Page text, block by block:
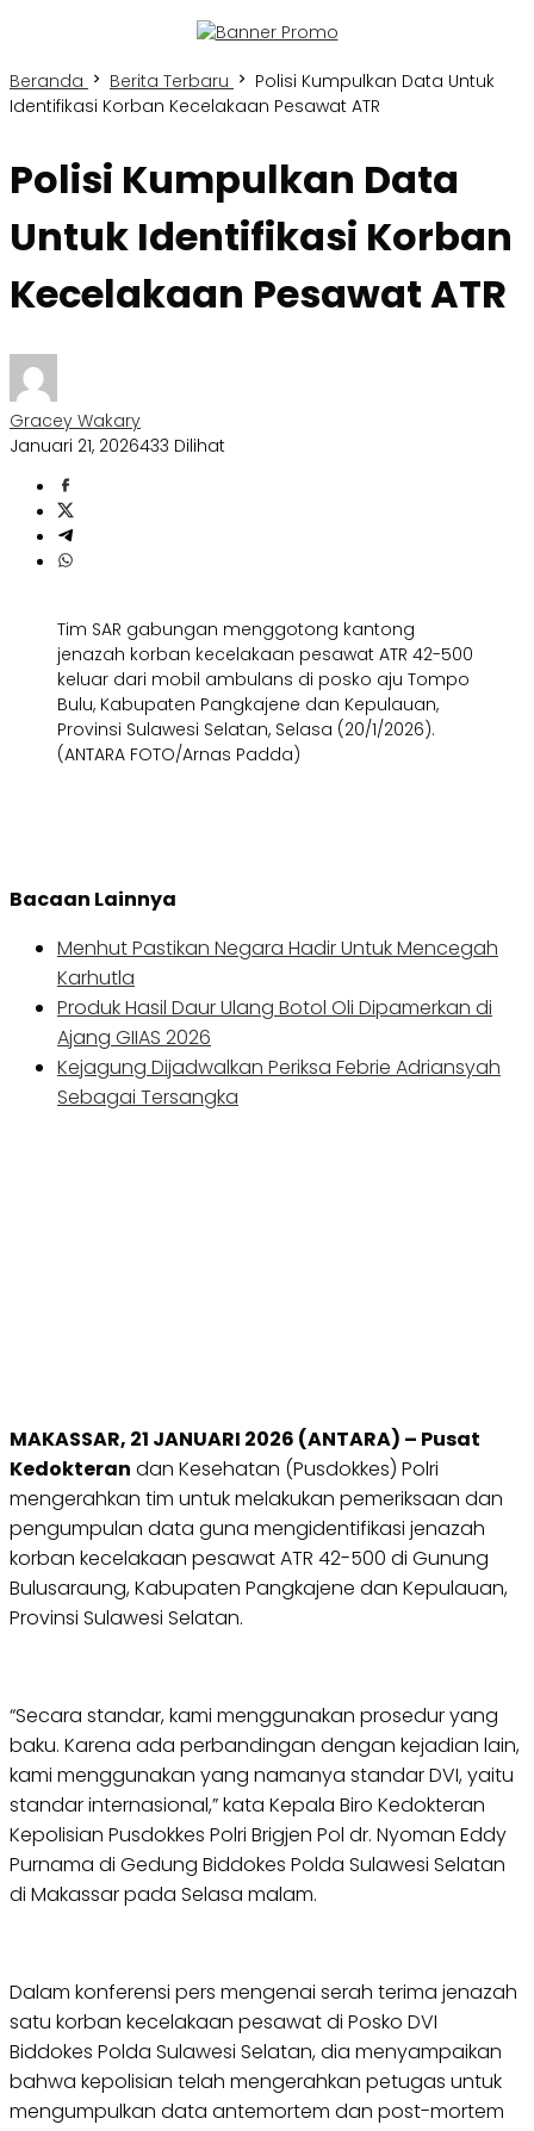
Beranda Berita Terbaru
Polisi Kumpulkan Data Untuk
Identifikasi Korban Kecelakaan Pesawat ATR
Polisi Kumpulkan Data
Untuk Identifikasi Korban
Kecelakaan Pesawat ATR
Gracey Wakary
Januari 21, 2026433 Dilihat
Tim SAR gabungan menggotong kantong
jenazah korban kecelakaan pesawat ATR 42-500
keluar dari mobil ambulans di posko aju Tompo
Bulu, Kabupaten Pangkajene dan Kepulauan,
Provinsi Sulawesi Selatan, Selasa (20/1/2026).
(ANTARA FOTO/Arnas Padda)
Bacaan Lainnya
Menhut Pastikan Negara Hadir Untuk Mencegah
Karhutla
Produk Hasil Daur Ulang Botol Oli Dipamerkan di
Ajang GIIAS 2026
Kejagung Dijadwalkan Periksa Febrie Adriansyah
Sebagai Tersangka
MAKASSAR, 21 JANUARI 2026 (ANTARA) – Pusat
Kedokteran dan Kesehatan (Pusdokkes) Polri
mengerahkan tim untuk melakukan pemeriksaan dan
pengumpulan data guna mengidentifikasi jenazah
korban kecelakaan pesawat ATR 42-500 di Gunung
Bulusaraung, Kabupaten Pangkajene dan Kepulauan,
Provinsi Sulawesi Selatan.
“Secara standar, kami menggunakan prosedur yang
baku. Karena ada perbandingan dengan kejadian lain,
kami menggunakan yang namanya standar DVI, yaitu
standar internasional,” kata Kepala Biro Kedokteran
Kepolisian Pusdokkes Polri Brigjen Pol dr. Nyoman Eddy
Purnama di Gedung Biddokes Polda Sulawesi Selatan
di Makassar pada Selasa malam.
Dalam konferensi pers mengenai serah terima jenazah
satu korban kecelakaan pesawat di Posko DVI
Biddokes Polda Sulawesi Selatan, dia menyampaikan
bahwa kepolisian telah mengerahkan petugas untuk
mengumpulkan data antemortem dan post-mortem